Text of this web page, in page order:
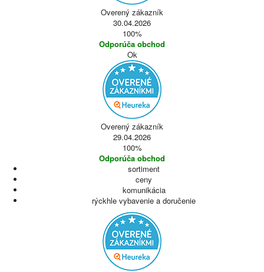
Overený zákazník
30.04.2026
100%
Odporúča obchod
Ok
Overený zákazník
29.04.2026
100%
Odporúča obchod
sortiment
ceny
komunikácia
rýckhle vybavenie a doručenie